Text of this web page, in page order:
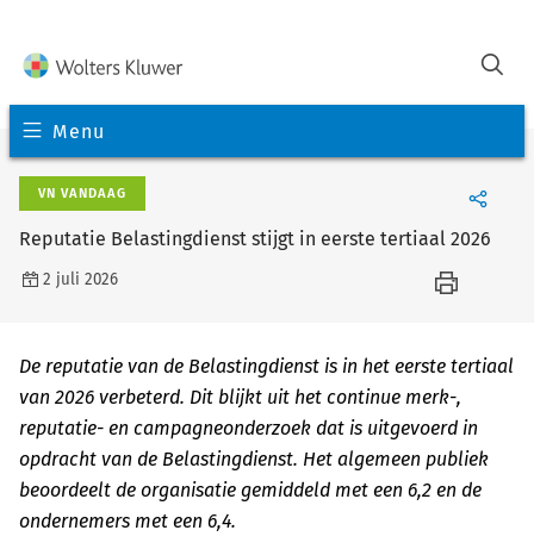
Menu
VN VANDAAG
Reputatie Belastingdienst stijgt in eerste tertiaal 2026
2 juli 2026
De reputatie van de Belastingdienst is in het eerste tertiaal
van 2026 verbeterd. Dit blijkt uit het continue merk-,
reputatie- en campagneonderzoek dat is uitgevoerd in
opdracht van de Belastingdienst. Het algemeen publiek
beoordeelt de organisatie gemiddeld met een 6,2 en de
ondernemers met een 6,4.